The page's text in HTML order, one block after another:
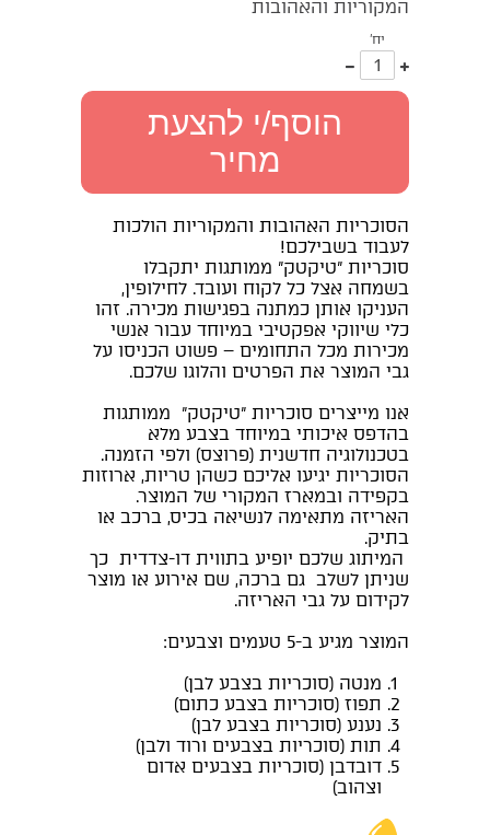
המקוריות והאהובות
יח'
עוד
אחד
הוסף/י להצעת
מחיר
הסוכריות האהובות והמקוריות הולכות
לעבוד בשבילכם!
סוכריות "טיקטק" ממותגות יתקבלו
בשמחה אצל כל לקוח ועובד. לחילופין,
העניקו אותן כמתנה בפגישות מכירה. זהו
כלי שיווקי אפקטיבי במיוחד עבור אנשי
מכירות מכל התחומים – פשוט הכניסו על
גבי המוצר את הפרטים והלוגו שלכם.
אנו מייצרים סוכריות "טיקטק" ממותגות
בהדפס איכותי במיוחד בצבע מלא
בטכנולוגיה חדשנית (פרוצס) ולפי הזמנה.
הסוכריות יגיעו אליכם כשהן טריות, ארוזות
בקפידה ובמארז המקורי של המוצר.
האריזה מתאימה לנשיאה בכיס, ברכב או
בתיק.
המיתוג שלכם יופיע בתווית דו-צדדית כך
שניתן לשלב גם ברכה, שם אירוע או מוצר
לקידום על גבי האריזה.
המוצר מגיע ב-5 טעמים וצבעים:
מנטה (סוכריות בצבע לבן)
תפוז (סוכריות בצבע כתום)
נענע (סוכריות בצבע לבן)
תות (סוכריות בצבעים ורוד ולבן)
דובדבן (סוכריות בצבעים אדום
וצהוב)